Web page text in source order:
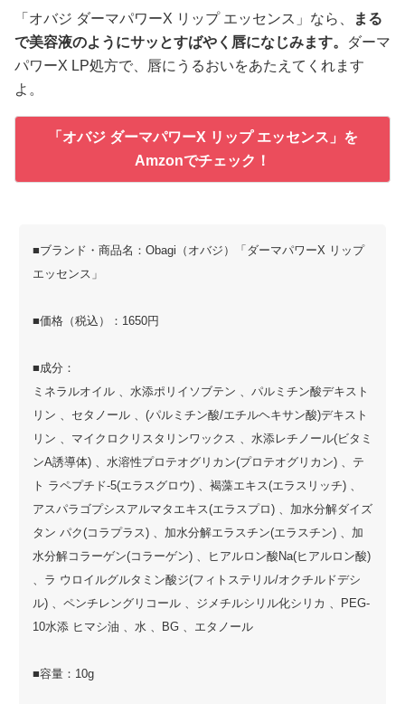
「オバジ ダーマパワーX リップ エッセンス」なら、
まる
で美容液のようにサッとすばやく唇になじみます。
ダーマ
パワーX LP処方で、唇にうるおいをあたえてくれます
よ。
「オバジ ダーマパワーX リップ エッセンス」を
Amzonでチェック！
■ブランド・商品名：Obagi（オバジ）「ダーマパワーX リップ
エッセンス」
■価格（税込）：1650円
■成分：
ミネラルオイル 、水添ポリイソブテン 、パルミチン酸デキスト
リン 、セタノール 、(パルミチン酸/エチルヘキサン酸)デキスト
リン 、マイクロクリスタリンワックス 、水添レチノール(ビタミ
ンA誘導体) 、水溶性プロテオグリカン(プロテオグリカン) 、テ
ト ラペプチド-5(エラスグロウ) 、褐藻エキス(エラスリッチ) 、
アスパラゴプシスアルマタエキス(エラスプロ) 、加水分解ダイズ
タン パク(コラプラス) 、加水分解エラスチン(エラスチン) 、加
水分解コラーゲン(コラーゲン) 、ヒアルロン酸Na(ヒアルロン酸)
、ラ ウロイルグルタミン酸ジ(フィトステリル/オクチルドデシ
ル) 、ペンチレングリコール 、ジメチルシリル化シリカ 、PEG-
10水添 ヒマシ油 、水 、BG 、エタノール
■容量：10g